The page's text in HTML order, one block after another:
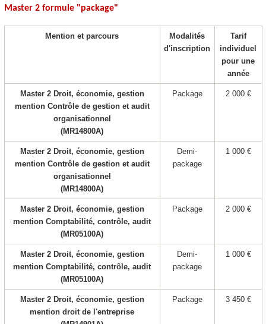
Master 2 formule "package"
Mention et parcours
Modalités
d'inscription
Tarif
individuel
pour une
année
Master 2 Droit, économie, gestion
mention Contrôle de gestion et audit
organisationnel
(MR14800A)
Package 2 000 €
Master 2 Droit, économie, gestion
mention Contrôle de gestion et audit
organisationnel
(MR14800A)
Demi-
package
1 000 €
Master 2 Droit, économie, gestion
mention Comptabilité, contrôle, audit
(MR05100A)
Package 2 000 €
Master 2 Droit, économie, gestion
mention Comptabilité, contrôle, audit
(MR05100A)
Demi-
package
1 000 €
Master 2 Droit, économie, gestion
mention droit de l'entreprise
Package 3 450 €